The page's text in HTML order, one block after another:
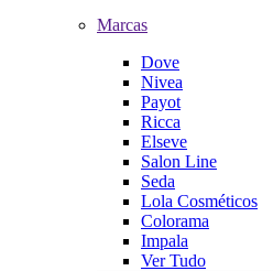
Marcas
Dove
Nivea
Payot
Ricca
Elseve
Salon Line
Seda
Lola Cosméticos
Colorama
Impala
Ver Tudo